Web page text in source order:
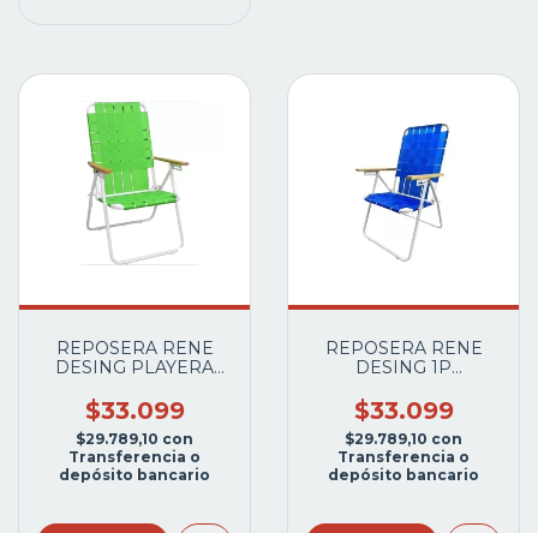
REPOSERA RENE
DESING PLAYERA
BLANCO
VS.COLORES
$33.099
$29.789,10 con
Transferencia o
depósito bancario
REPOSERA RENE
DESING 1P
BRAZO CAÑO
BLANCO
VS.COLORES
$33.099
$29.789,10 con
Transferencia o
depósito bancario